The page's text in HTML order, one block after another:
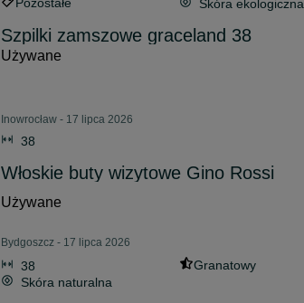
Skóra ekologiczna
Szpilki zamszowe graceland 38
Używane
Inowrocław - 17 lipca 2026
38
Włoskie buty wizytowe Gino Rossi
Używane
Bydgoszcz - 17 lipca 2026
38
Granatowy
Skóra naturalna